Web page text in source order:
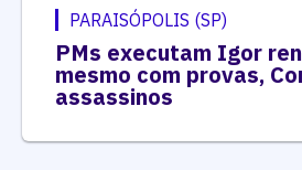
PARAISÓPOLIS (SP)
PMs executam Igor
mesmo com provas,
assassinos